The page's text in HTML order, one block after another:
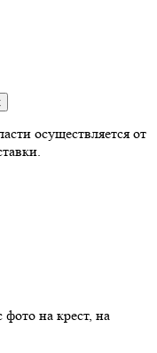
осуществляется от
фото на крест, на